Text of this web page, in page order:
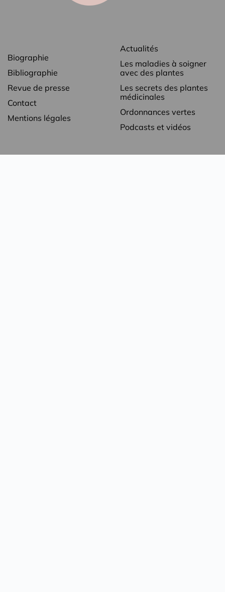
Biographie
Bibliographie
Revue de presse
Contact
Mentions légales
Actualités
Les maladies à soigner
avec des plantes
Les secrets des plantes
médicinales
Ordonnances vertes
Podcasts et vidéos